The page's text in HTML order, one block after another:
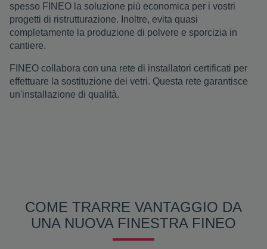
spesso FINEO la soluzione più economica per i vostri
progetti di ristrutturazione. Inoltre, evita quasi
completamente la produzione di polvere e sporcizia in
cantiere.
FINEO collabora con una rete di installatori certificati per
effettuare la sostituzione dei vetri. Questa rete garantisce
un'installazione di qualità.
COME TRARRE VANTAGGIO DA
UNA NUOVA FINESTRA FINEO